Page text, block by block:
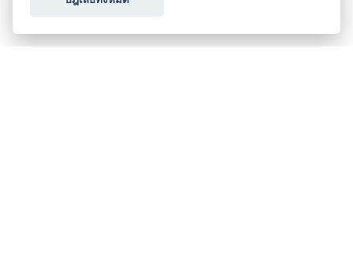
ประเภทธุรกิจไมซ์